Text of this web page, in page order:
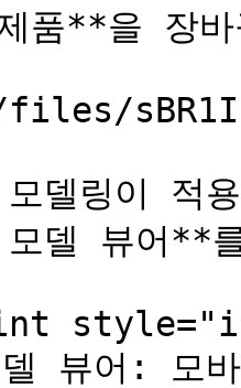
품**을 장
델링이 적
델 뷰어**
뷰어: 모바